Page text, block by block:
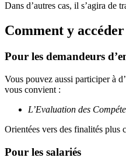
Dans d’autres cas, il s’agira de
Comment y accéder
Pour les demandeurs
Vous pouvez aussi participer à
vous convient :
L’Evaluation des
Orientées vers des finalités plus
Pour les salariés